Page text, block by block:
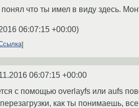
что ты имел в виду здесь.
06:07:15 +00:00)
06:07:15 +00:00
с помощью overlayfs или aufs
как ты понимаешь,